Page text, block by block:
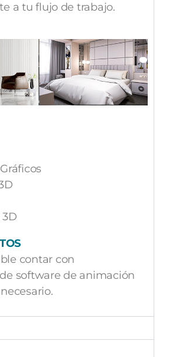
a tu flujo de trabajo.
contar con
software de animación